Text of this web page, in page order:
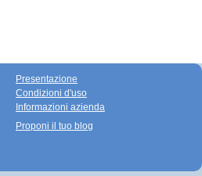
Presentazione
Condizioni d'uso
Informazioni azienda
Proponi il tuo blog